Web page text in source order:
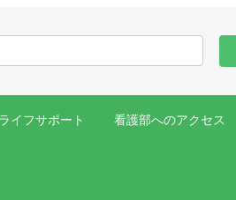
ライフサポート 看護部へのアクセス